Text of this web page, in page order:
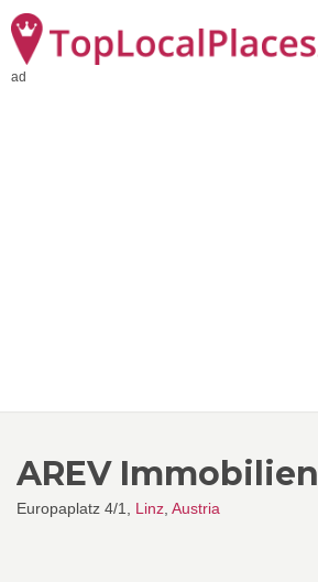
ad
AREV Immobilien
Europaplatz 4/1, Linz Austria